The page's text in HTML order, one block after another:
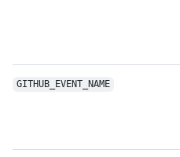
GITHUB_EVENT_NAME